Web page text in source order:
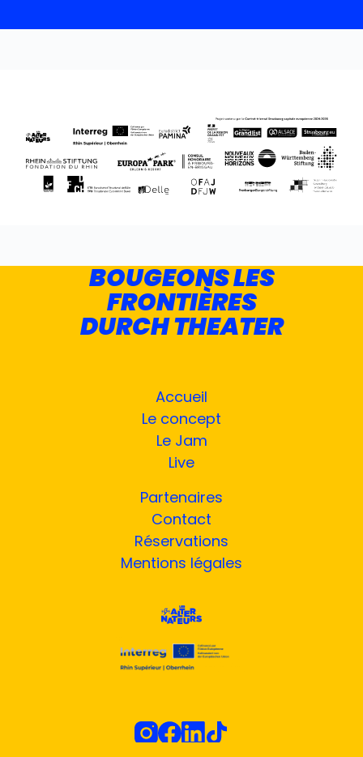
BOUGEONS LES
FRONTIÈRES
DURCH THEATER
Accueil
Le concept
Le Jam
Live
Partenaires
Contact
Réservations
Mentions légales